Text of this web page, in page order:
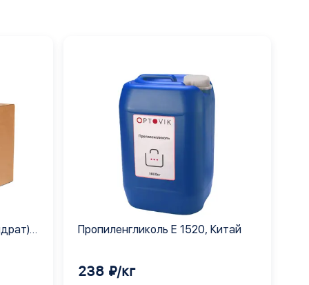
Пропиленгликоль Е 1520, Китай
238 ₽/кг